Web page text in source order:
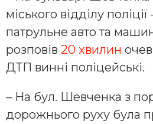
міського відділу поліції
патрульне авто та
розповів 20 хвилин
ДТП винні поліцейські.
– На бул. Шевченка з
дорожнього руху була